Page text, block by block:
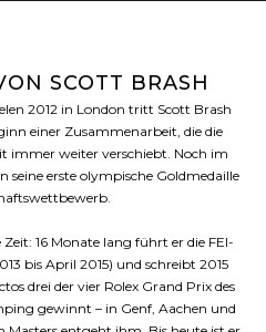
SCOTT BRASH
2012 in London tritt Scott Brash
einer Zusammenarbeit, die die
immer weiter verschiebt. Noch im
seine erste olympische Goldmedaille
16 Monate lang führt er die FEI-
bis April 2015) und schreibt 2015
drei der vier Rolex Grand Prix des
gewinnt – in Genf, Aachen und